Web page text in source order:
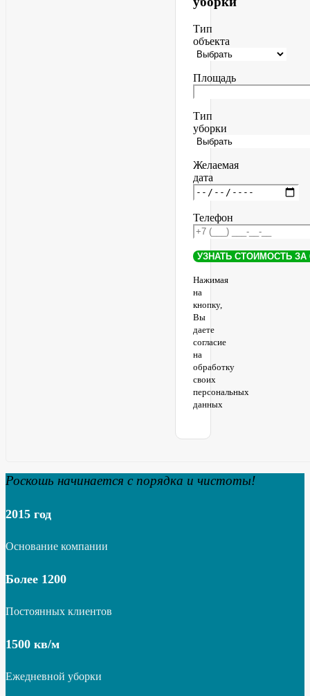
Тип
объекта
Площадь
Тип
уборки
Желаемая
дата
Телефон
Нажимая
на
кнопку,
Вы
даете
согласие
на
обработку
своих
персональных
данных
Роскошь начинается с порядка и чистоты!
2015 год
Основание компании
Более 1200
Постоянных клиентов
1500 кв/м
Ежедневной уборки